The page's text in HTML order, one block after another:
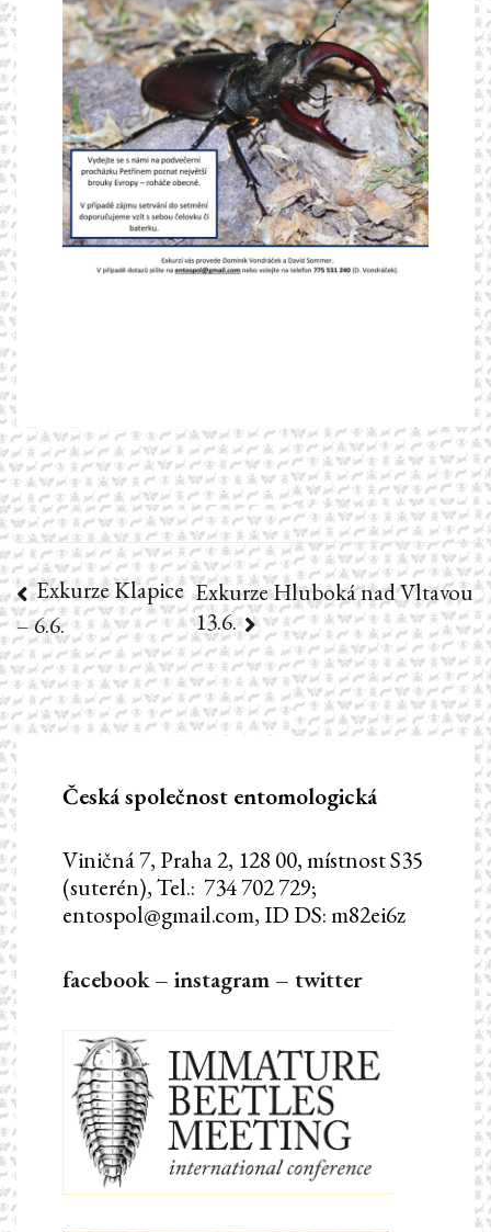
Navigace
pro
příspěvek
Exkurze Klapice
– 6.6.
Exkurze Hluboká nad Vltavou
13.6.
Česká společnost entomologická
Viničná 7, Praha 2, 128 00, místnost S35
(suterén), Tel.: 734 702 729;
entospol@gmail.com, ID DS: m82ei6z
facebook– instagram – twitter